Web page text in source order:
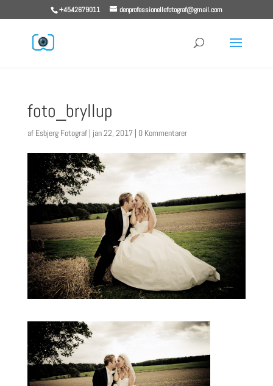
+4542679011 denprofessionellefotograf@gmail.com
foto_bryllup
af Esbjerg Fotograf| jan 22, 2017| 0 Kommentarer